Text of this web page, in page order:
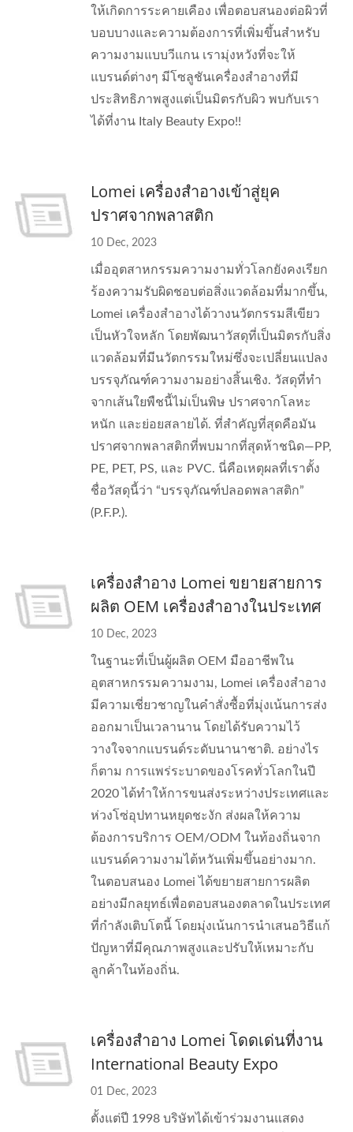
ให้เกิดการระคายเคือง เพื่อตอบสนองต่อผิวที่
บอบบางและความต้องการที่เพิ่มขึ้นสำหรับ
ความงามแบบวีแกน เรามุ่งหวังที่จะให้
แบรนด์ต่างๆ มีโซลูชันเครื่องสำอางที่มี
ประสิทธิภาพสูงแต่เป็นมิตรกับผิว พบกับเรา
ได้ที่งาน Italy Beauty Expo!!
Lomei เครื่องสำอางเข้าสู่ยุค
ปราศจากพลาสติก
10 Dec, 2023
เมื่ออุตสาหกรรมความงามทั่วโลกยังคงเรียก
ร้องความรับผิดชอบต่อสิ่งแวดล้อมที่มากขึ้น,
Lomei เครื่องสำอางได้วางนวัตกรรมสีเขียว
เป็นหัวใจหลัก โดยพัฒนาวัสดุที่เป็นมิตรกับสิ่ง
แวดล้อมที่มีนวัตกรรมใหม่ซึ่งจะเปลี่ยนแปลง
บรรจุภัณฑ์ความงามอย่างสิ้นเชิง. วัสดุที่ทำ
จากเส้นใยพืชนี้ไม่เป็นพิษ ปราศจากโลหะ
หนัก และย่อยสลายได้. ที่สำคัญที่สุดคือมัน
ปราศจากพลาสติกที่พบมากที่สุดห้าชนิด—PP,
PE, PET, PS, และ PVC. นี่คือเหตุผลที่เราตั้ง
ชื่อวัสดุนี้ว่า “บรรจุภัณฑ์ปลอดพลาสติก”
(P.F.P.).
เครื่องสำอาง Lomei ขยายสายการ
ผลิต OEM เครื่องสำอางในประเทศ
10 Dec, 2023
ในฐานะที่เป็นผู้ผลิต OEM มืออาชีพใน
อุตสาหกรรมความงาม, Lomei เครื่องสำอาง
มีความเชี่ยวชาญในคำสั่งซื้อที่มุ่งเน้นการส่ง
ออกมาเป็นเวลานาน โดยได้รับความไว้
วางใจจากแบรนด์ระดับนานาชาติ. อย่างไร
ก็ตาม การแพร่ระบาดของโรคทั่วโลกในปี
2020 ได้ทำให้การขนส่งระหว่างประเทศและ
ห่วงโซ่อุปทานหยุดชะงัก ส่งผลให้ความ
ต้องการบริการ OEM/ODM ในท้องถิ่นจาก
แบรนด์ความงามไต้หวันเพิ่มขึ้นอย่างมาก.
ในตอบสนอง Lomei ได้ขยายสายการผลิต
อย่างมีกลยุทธ์เพื่อตอบสนองตลาดในประเทศ
ที่กำลังเติบโตนี้ โดยมุ่งเน้นการนำเสนอวิธีแก้
ปัญหาที่มีคุณภาพสูงและปรับให้เหมาะกับ
ลูกค้าในท้องถิ่น.
เครื่องสำอาง Lomei โดดเด่นที่งาน
International Beauty Expo
01 Dec, 2023
ตั้งแต่ปี 1998 บริษัทได้เข้าร่วมงานแสดง